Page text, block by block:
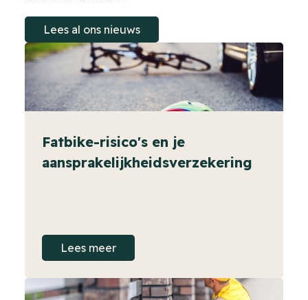
Lees al ons nieuws
Fatbike-risico's en je
aansprakelijkheidsverzekering
Lees meer